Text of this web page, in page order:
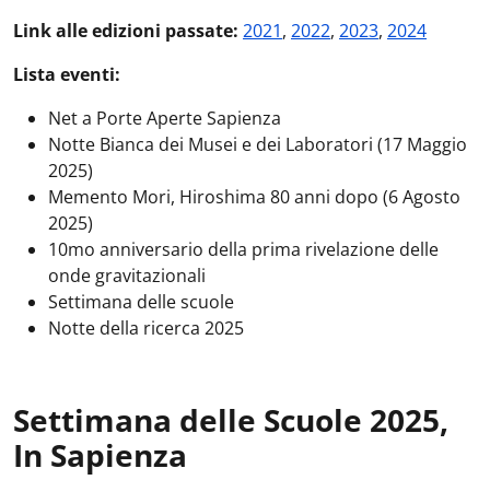
Link alle edizioni passate: 2021, 2022, 2023, 2024
Lista eventi:
Net a Porte Aperte Sapienza
Notte Bianca dei Musei e dei Laboratori (17 Maggio
2025)
Memento Mori, Hiroshima 80 anni dopo (6 Agosto
2025)
10mo anniversario della prima rivelazione delle
onde gravitazionali
Settimana delle scuole
Notte della ricerca 2025
Settimana delle Scuole 2025,
In Sapienza